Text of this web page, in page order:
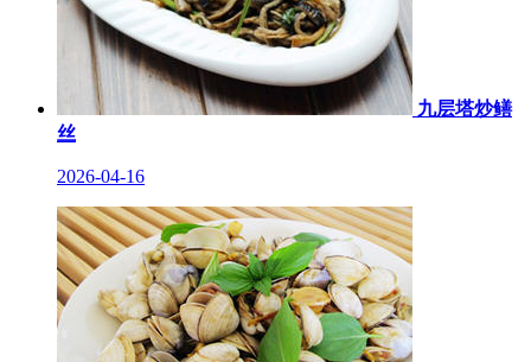
九层塔炒鳝
丝
2026-04-16